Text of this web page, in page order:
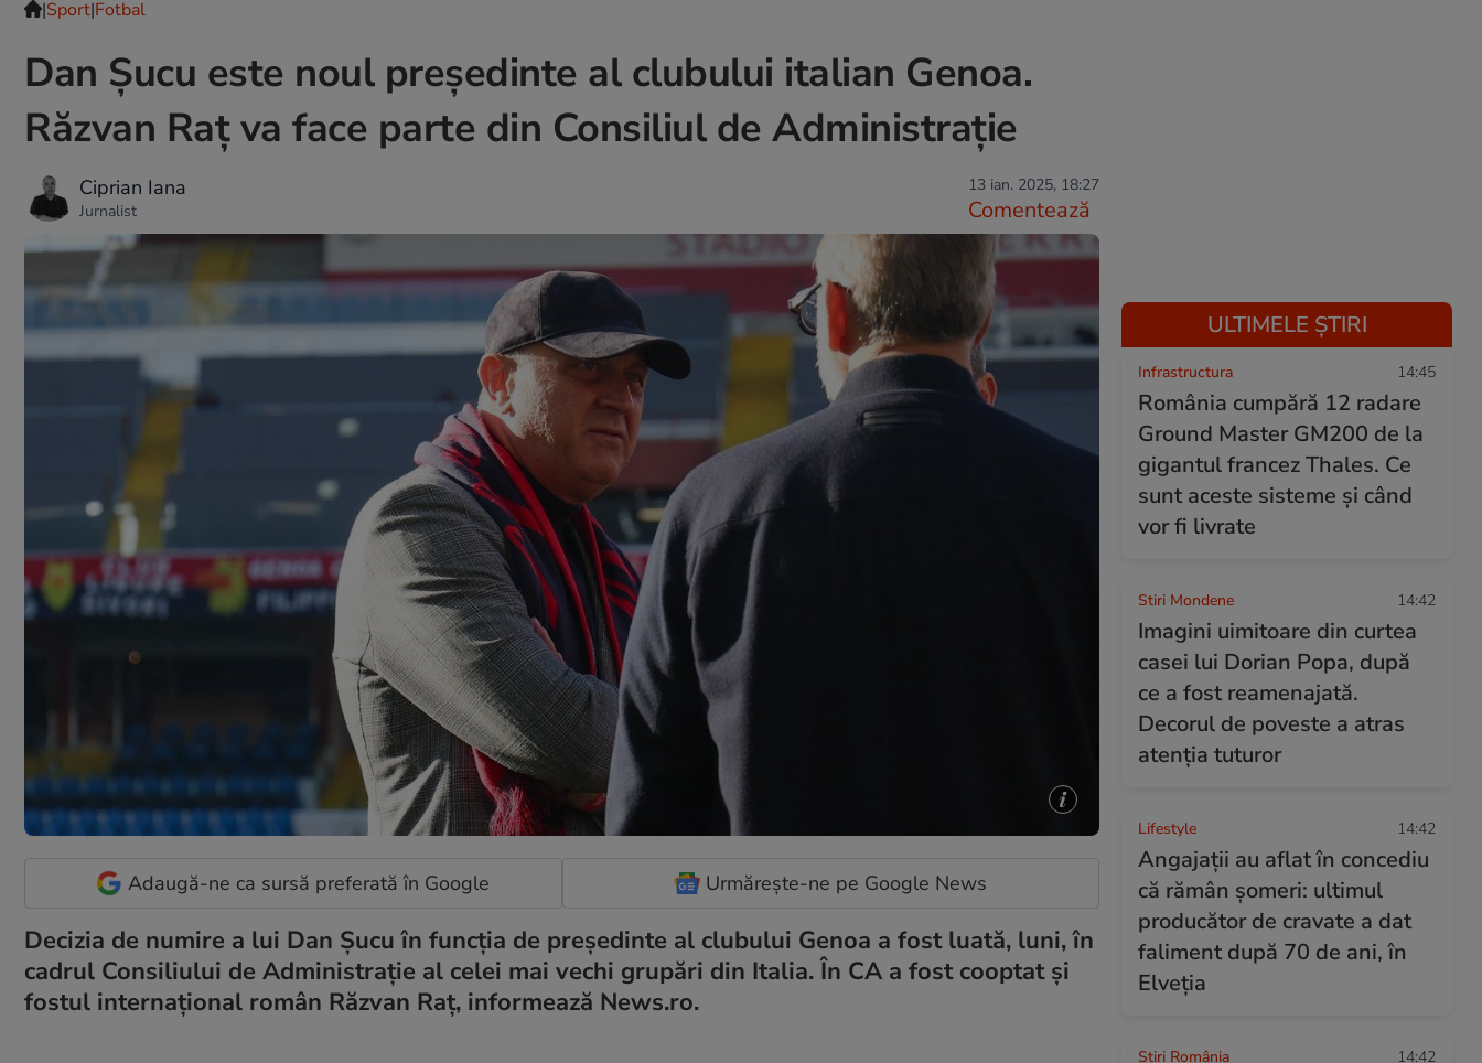
|Sport|Fotbal
Dan Șucu este noul președinte al clubului italian Genoa.
Răzvan Raț va face parte din Consiliul de Administrație
Ciprian Iana
Jurnalist
13 ian. 2025, 18:27
Comentează
Adaugă-ne ca sursă preferată în Google Urmărește-ne pe Google News
Decizia de numire a lui Dan Șucu în funcția de președinte al clubului Genoa a fost luată, luni, în
cadrul Consiliului de Administrație al celei mai vechi grupări din Italia. În CA a fost cooptat și
fostul internațional român Răzvan Raț, informează News.ro.
ULTIMELE ȘTIRI
Infrastructura 14:45
România cumpără 12 radare
Ground Master GM200 de la
gigantul francez Thales. Ce
sunt aceste sisteme și când
vor fi livrate
Stiri Mondene 14:42
Imagini uimitoare din curtea
casei lui Dorian Popa, după
ce a fost reamenajată.
Decorul de poveste a atras
atenția tuturor
Lifestyle 14:42
Angajații au aflat în concediu
că rămân șomeri: ultimul
producător de cravate a dat
faliment după 70 de ani, în
Elveția
Știri România 14:42